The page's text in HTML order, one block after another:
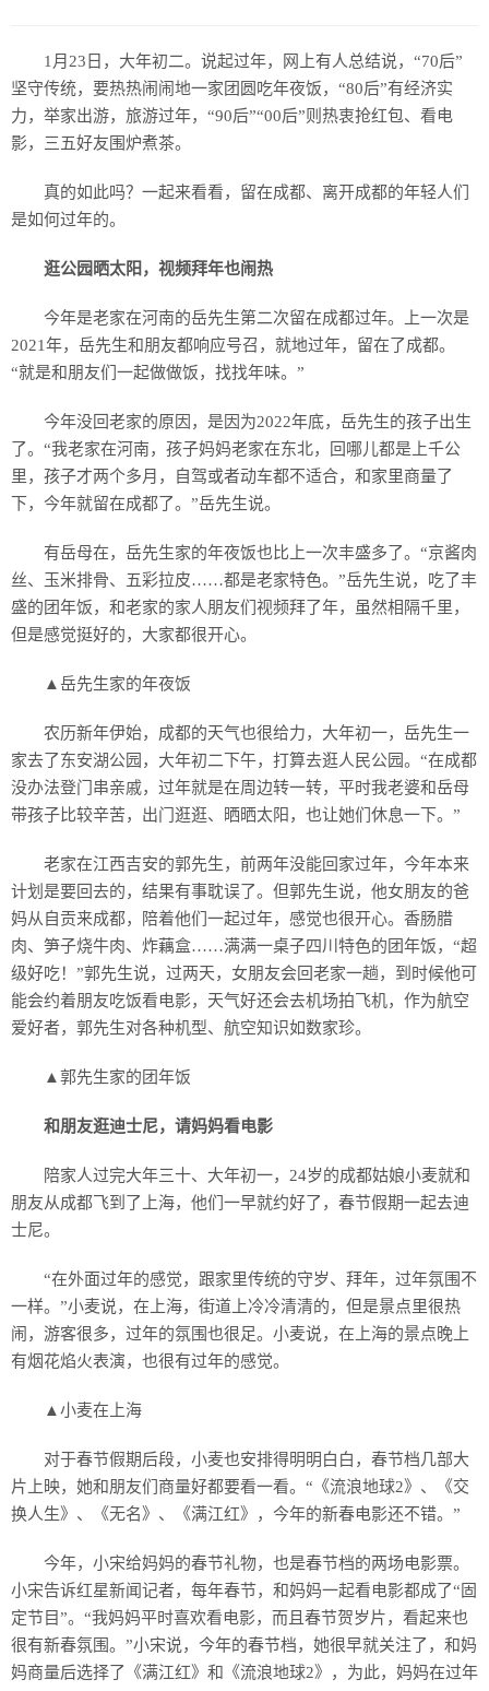
1月23日，大年初二。说起过年，网上有人总结说，“70后”
坚守传统，要热热闹闹地一家团圆吃年夜饭，“80后”有经济实
力，举家出游，旅游过年，“90后”“00后”则热衷抢红包、看电
影，三五好友围炉煮茶。
真的如此吗？一起来看看，留在成都、离开成都的年轻人们
是如何过年的。
逛公园晒太阳，视频拜年也闹热
今年是老家在河南的岳先生第二次留在成都过年。上一次是
2021年，岳先生和朋友都响应号召，就地过年，留在了成都。
“就是和朋友们一起做做饭，找找年味。”
今年没回老家的原因，是因为2022年底，岳先生的孩子出生
了。“我老家在河南，孩子妈妈老家在东北，回哪儿都是上千公
里，孩子才两个多月，自驾或者动车都不适合，和家里商量了
下，今年就留在成都了。”岳先生说。
有岳母在，岳先生家的年夜饭也比上一次丰盛多了。“京酱肉
丝、玉米排骨、五彩拉皮……都是老家特色。”岳先生说，吃了丰
盛的团年饭，和老家的家人朋友们视频拜了年，虽然相隔千里，
但是感觉挺好的，大家都很开心。
▲岳先生家的年夜饭
农历新年伊始，成都的天气也很给力，大年初一，岳先生一
家去了东安湖公园，大年初二下午，打算去逛人民公园。“在成都
没办法登门串亲戚，过年就是在周边转一转，平时我老婆和岳母
带孩子比较辛苦，出门逛逛、晒晒太阳，也让她们休息一下。”
老家在江西吉安的郭先生，前两年没能回家过年，今年本来
计划是要回去的，结果有事耽误了。但郭先生说，他女朋友的爸
妈从自贡来成都，陪着他们一起过年，感觉也很开心。香肠腊
肉、笋子烧牛肉、炸藕盒……满满一桌子四川特色的团年饭，“超
级好吃！”郭先生说，过两天，女朋友会回老家一趟，到时候他可
能会约着朋友吃饭看电影，天气好还会去机场拍飞机，作为航空
爱好者，郭先生对各种机型、航空知识如数家珍。
▲郭先生家的团年饭
和朋友逛迪士尼，请妈妈看电影
陪家人过完大年三十、大年初一，24岁的成都姑娘小麦就和
朋友从成都飞到了上海，他们一早就约好了，春节假期一起去迪
士尼。
“在外面过年的感觉，跟家里传统的守岁、拜年，过年氛围不
一样。”小麦说，在上海，街道上冷冷清清的，但是景点里很热
闹，游客很多，过年的氛围也很足。小麦说，在上海的景点晚上
有烟花焰火表演，也很有过年的感觉。
▲小麦在上海
对于春节假期后段，小麦也安排得明明白白，春节档几部大
片上映，她和朋友们商量好都要看一看。“《流浪地球2》、《交
换人生》、《无名》、《满江红》，今年的新春电影还不错。”
今年，小宋给妈妈的春节礼物，也是春节档的两场电影票。
小宋告诉红星新闻记者，每年春节，和妈妈一起看电影都成了“固
定节目”。“我妈妈平时喜欢看电影，而且春节贺岁片，看起来也
很有新春氛围。”小宋说，今年的春节档，她很早就关注了，和妈
妈商量后选择了《满江红》和《流浪地球2》，为此，妈妈在过年